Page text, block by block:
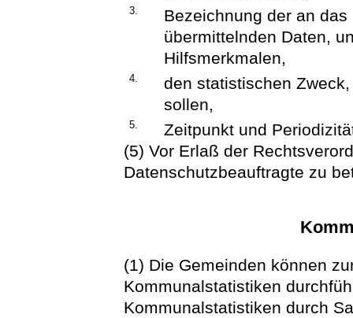
3.
Bezeichnung der an
übermittelnden Daten,
Hilfsmerkmalen,
4.
den statistischen
sollen,
5.
Zeitpunkt und
(5) Vor Erlaß der
Datenschutzbeauftragte zu
(1) Die Gemeinden können
Kommunalstatistiken
Kommunalstatistiken durch